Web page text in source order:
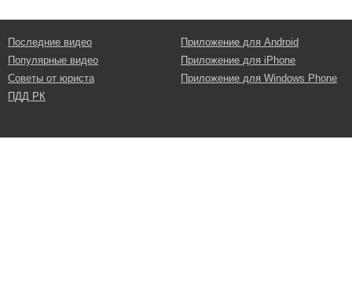
Последние видео
Популярные видео
Советы от юриста
ПДД РК
Приложение для Android
Приложение для iPhone
Приложение для Windows Phone